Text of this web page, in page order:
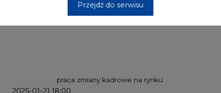
Przejdź do serwisu
praca zmiany kadrowe na rynku
2025-01-21 18:00